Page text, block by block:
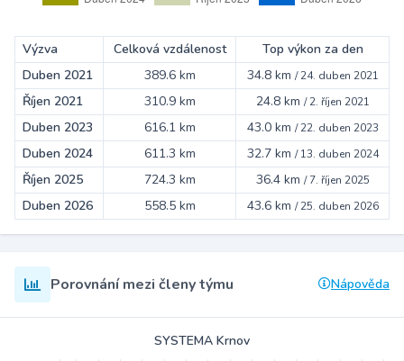
Výzva Celková vzdálenost
Top výkon za den
Duben 2021
389.6 km 34.8 km /24. duben 2021
Říjen 2021 310.9 km 24.8 km /2. říjen 2021
Duben 2023 616.1 km 43.0 km /22. duben 2023
Duben 2024 611.3 km 32.7 km /13. duben 2024
Říjen 2025 724.3 km 36.4 km /7. říjen 2025
Duben 2026 558.5 km 43.6 km /25. duben 2026
Porovnání mezi členy týmu Nápověda
SYSTEMA Krnov